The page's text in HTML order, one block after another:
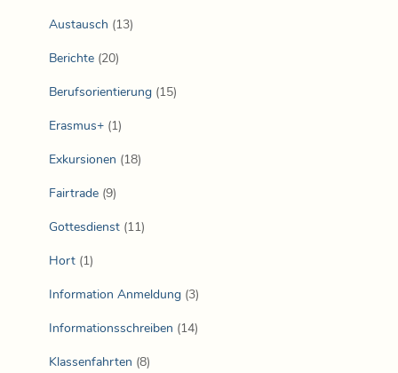
Austausch (13)
Berichte (20)
Berufsorientierung (15)
Erasmus+ (1)
Exkursionen (18)
Fairtrade (9)
Gottesdienst (11)
Hort (1)
Information Anmeldung (3)
Informationsschreiben (14)
Klassenfahrten (8)